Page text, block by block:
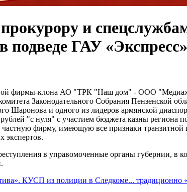
и
подведе ГАУ «Экспресс»
фирмы-клона АО "ТРК "Наш дом" - ООО
Законодательного Собрания Пензенской
и одного из лидеров армянской
"с нуля" с участием бюджета казны
фирму, имеющую все признаки
экспертов.
в управомоченные органы губернии, в
КУСП из полиции в Следкоме... традиционно